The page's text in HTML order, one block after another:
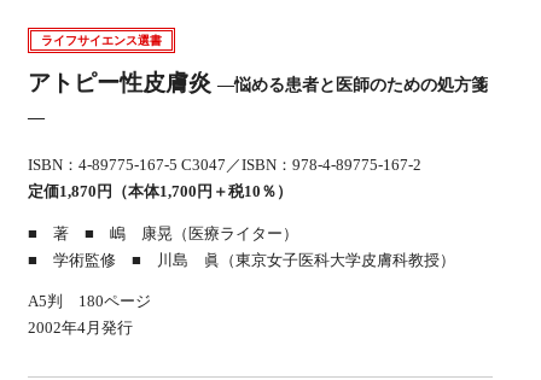
ライフサイエンス選書
アトピー性皮膚炎 ―悩める患者と医師のための処方箋
―
ISBN：4-89775-167-5 C3047／ISBN：978-4-89775-167-2
定価1,870円（本体1,700円＋税10％）
■ 著 ■ 嶋 康晃（医療ライター）
■ 学術監修 ■ 川島 眞（東京女子医科大学皮膚科教授）
A5判 180ページ
2002年4月発行